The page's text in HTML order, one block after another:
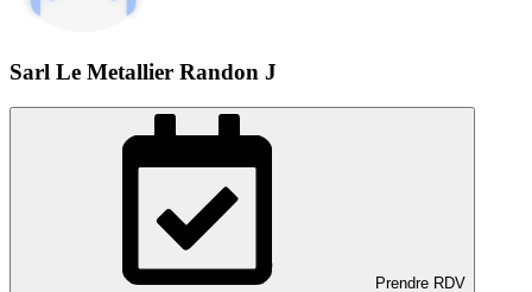
Sarl Le Metallier Randon J
Prendre RDV